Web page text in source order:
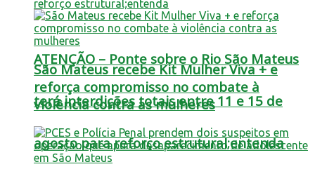
ATENÇÃO – Ponte sobre o Rio São Mateus
terá interdições totais entre 11 e 15 de
agosto para reforço estrutural;entenda
São Mateus recebe Kit Mulher Viva + e
reforça compromisso no combate à
violência contra as mulheres